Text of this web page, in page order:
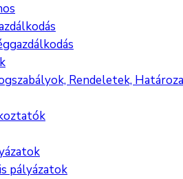
Rendeletek,
pályázatok